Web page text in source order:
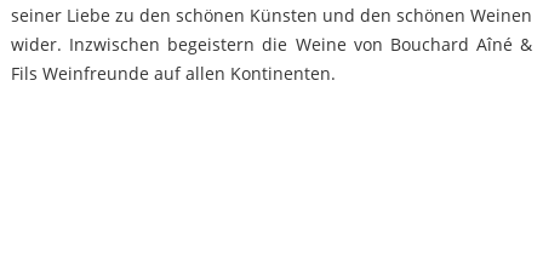
seiner Liebe zu den schönen Künsten und den schönen Weinen
wider. Inzwischen begeistern die Weine von Bouchard Aîné &
Fils Weinfreunde auf allen Kontinenten.